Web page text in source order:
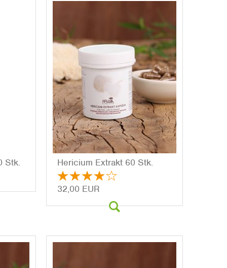
He­ri­ci­um Ex­trakt 60 Stk.
32,00 EUR
Stk.